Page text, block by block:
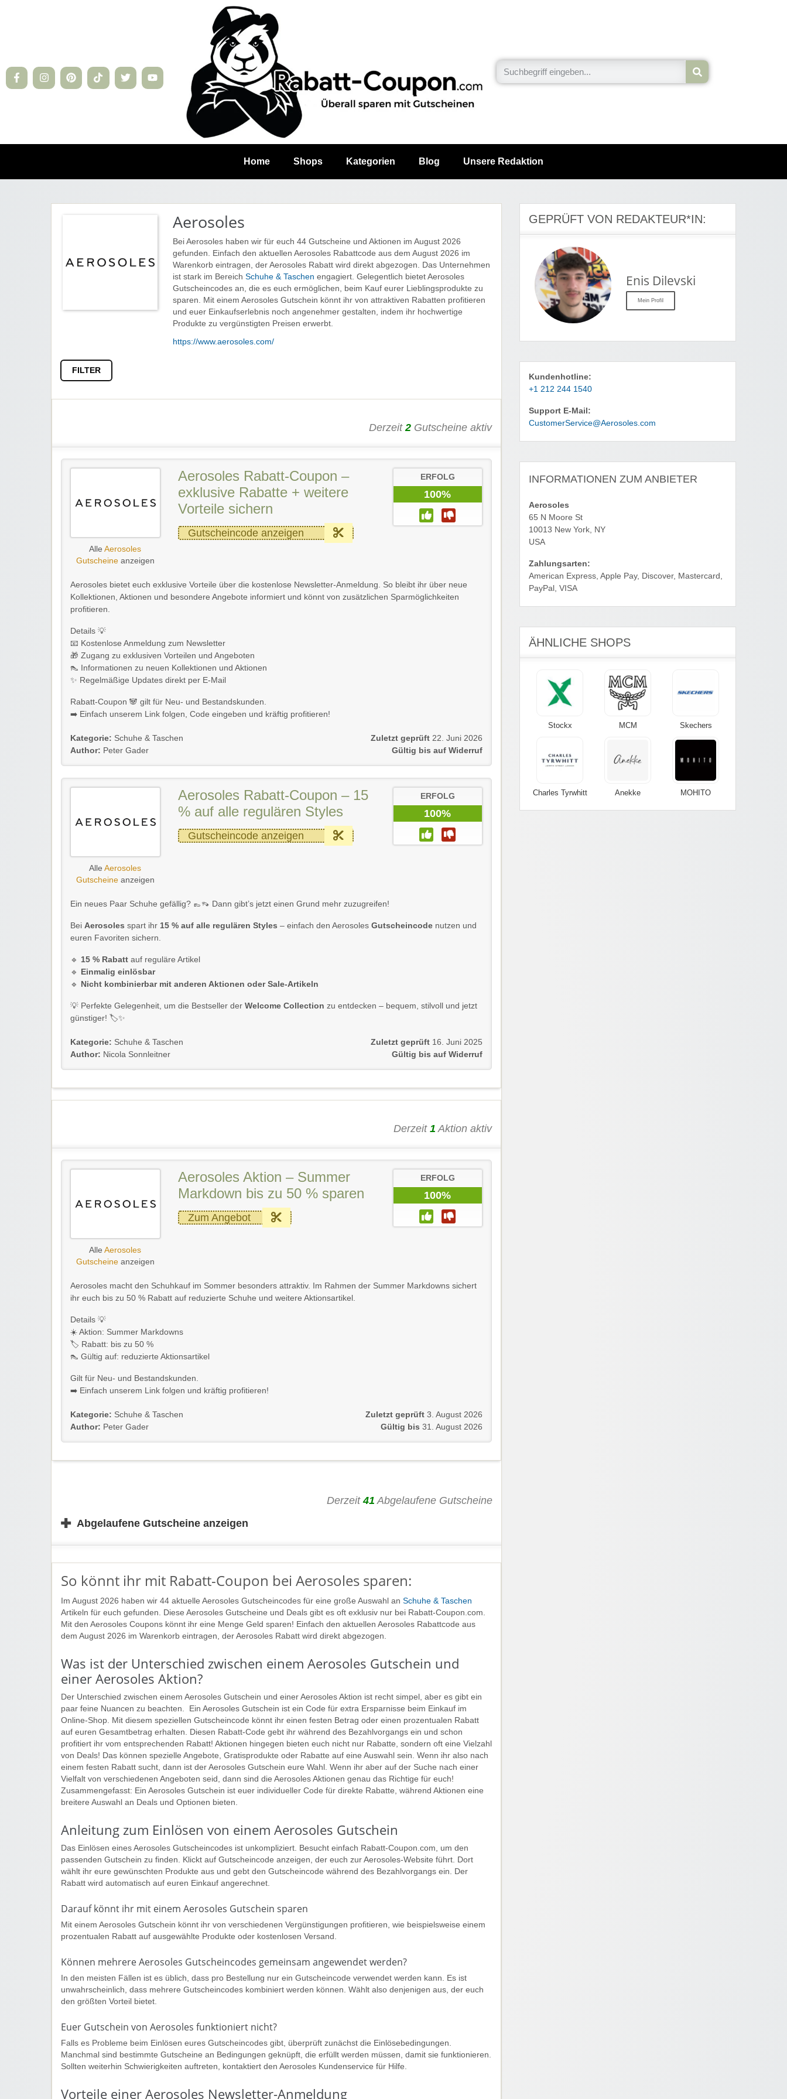
Home Shops Kategorien Blog Unsere Redaktion
Aerosoles
Bei Aerosoles haben wir für euch 44 Gutscheine und Aktionen im August 2026
gefunden. Einfach den aktuellen Aerosoles Rabattcode aus dem August 2026 im
Warenkorb eintragen, der Aerosoles Rabatt wird direkt abgezogen. Das Unternehmen
ist stark im Bereich Schuhe & Taschen engagiert. Gelegentlich bietet Aerosoles
Gutscheincodes an, die es euch ermöglichen, beim Kauf eurer Lieblingsprodukte zu
sparen. Mit einem Aerosoles Gutschein könnt ihr von attraktiven Rabatten profitieren
und euer Einkaufserlebnis noch angenehmer gestalten, indem ihr hochwertige
Produkte zu vergünstigten Preisen erwerbt.
https://www.aerosoles.com/
FILTER
Derzeit2 Gutscheine aktiv
AlleAerosoles
Gutscheineanzeigen
Aerosoles Rabatt-Coupon –
exklusive Rabatte + weitere
Vorteile sichern
Gutscheincode anzeigen
ERFOLG
100%
Aerosoles bietet euch exklusive Vorteile über die kostenlose Newsletter-Anmeldung. So bleibt ihr über neue
Kollektionen, Aktionen und besondere Angebote informiert und könnt von zusätzlichen Sparmöglichkeiten
profitieren.
Details 💡
📧 Kostenlose Anmeldung zum Newsletter
🎁 Zugang zu exklusiven Vorteilen und Angeboten
👠 Informationen zu neuen Kollektionen und Aktionen
✨ Regelmäßige Updates direkt per E-Mail
Rabatt-Coupon 🐼 gilt für Neu- und Bestandskunden.
➡️ Einfach unserem Link folgen, Code eingeben und kräftig profitieren!
Kategorie: Schuhe & Taschen
Author: Peter Gader
Zuletzt geprüft 22. Juni 2026
Gültig bis auf Widerruf
AlleAerosoles
Gutscheineanzeigen
Aerosoles Rabatt-Coupon – 15
% auf alle regulären Styles
Gutscheincode anzeigen
ERFOLG
100%
Ein neues Paar Schuhe gefällig? 👞👡 Dann gibt’s jetzt einen Grund mehr zuzugreifen!
Bei Aerosoles spart ihr 15 % auf alle regulären Styles – einfach den Aerosoles Gutscheincode nutzen und
euren Favoriten sichern.
🔹 15 % Rabatt auf reguläre Artikel
🔹
Einmalig einlösbar
🔹
Nicht kombinierbar mit anderen Aktionen oder Sale-Artikeln
💡 Perfekte Gelegenheit, um die Bestseller der Welcome Collection zu entdecken – bequem, stilvoll und jetzt
günstiger! 🏷️✨
Kategorie: Schuhe & Taschen
Author: Nicola Sonnleitner
Zuletzt geprüft 16. Juni 2025
Gültig bis auf Widerruf
Derzeit 1 Aktion aktiv
AlleAerosoles
Gutscheineanzeigen
Aerosoles Aktion – Summer
Markdown bis zu 50 % sparen
Zum Angebot
ERFOLG
100%
Aerosoles macht den Schuhkauf im Sommer besonders attraktiv. Im Rahmen der Summer Markdowns sichert
ihr euch bis zu 50 % Rabatt auf reduzierte Schuhe und weitere Aktionsartikel.
Details 💡
☀️ Aktion: Summer Markdowns
🏷️ Rabatt: bis zu 50 %
👠 Gültig auf: reduzierte Aktionsartikel
Gilt für Neu- und Bestandskunden.
➡️ Einfach unserem Link folgen und kräftig profitieren!
Kategorie: Schuhe & Taschen
Author: Peter Gader
Zuletzt geprüft 3. August 2026
Gültig bis 31. August 2026
Derzeit41 Abgelaufene Gutscheine
✚ Abgelaufene Gutscheine anzeigen
So könnt ihr mit Rabatt-Coupon bei Aerosoles sparen:
Im August 2026 haben wir 44 aktuelle Aerosoles Gutscheincodes für eine große Auswahl an Schuhe & Taschen
Artikeln für euch gefunden. Diese Aerosoles Gutscheine und Deals gibt es oft exklusiv nur bei Rabatt-Coupon.com.
Mit den Aerosoles Coupons könnt ihr eine Menge Geld sparen! Einfach den aktuellen Aerosoles Rabattcode aus
dem August 2026 im Warenkorb eintragen, der Aerosoles Rabatt wird direkt abgezogen.
Was ist der Unterschied zwischen einem Aerosoles Gutschein und
einer Aerosoles Aktion?
Der Unterschied zwischen einem Aerosoles Gutschein und einer Aerosoles Aktion ist recht simpel, aber es gibt ein
paar feine Nuancen zu beachten. Ein Aerosoles Gutschein ist ein Code für extra Ersparnisse beim Einkauf im
Online-Shop. Mit diesem speziellen Gutscheincode könnt ihr einen festen Betrag oder einen prozentualen Rabatt
auf euren Gesamtbetrag erhalten. Diesen Rabatt-Code gebt ihr während des Bezahlvorgangs ein und schon
profitiert ihr vom entsprechenden Rabatt! Aktionen hingegen bieten euch nicht nur Rabatte, sondern oft eine Vielzahl
von Deals! Das können spezielle Angebote, Gratisprodukte oder Rabatte auf eine Auswahl sein. Wenn ihr also nach
einem festen Rabatt sucht, dann ist der Aerosoles Gutschein eure Wahl. Wenn ihr aber auf der Suche nach einer
Vielfalt von verschiedenen Angeboten seid, dann sind die Aerosoles Aktionen genau das Richtige für euch!
Zusammengefasst: Ein Aerosoles Gutschein ist euer individueller Code für direkte Rabatte, während Aktionen eine
breitere Auswahl an Deals und Optionen bieten.
Anleitung zum Einlösen von einem Aerosoles Gutschein
Das Einlösen eines Aerosoles Gutscheincodes ist unkompliziert. Besucht einfach Rabatt-Coupon.com, um den
passenden Gutschein zu finden. Klickt auf Gutscheincode anzeigen, der euch zur Aerosoles-Website führt. Dort
wählt ihr eure gewünschten Produkte aus und gebt den Gutscheincode während des Bezahlvorgangs ein. Der
Rabatt wird automatisch auf euren Einkauf angerechnet.
Darauf könnt ihr mit einem Aerosoles Gutschein sparen
Mit einem Aerosoles Gutschein könnt ihr von verschiedenen Vergünstigungen profitieren, wie beispielsweise einem
prozentualen Rabatt auf ausgewählte Produkte oder kostenlosen Versand.
Können mehrere Aerosoles Gutscheincodes gemeinsam angewendet werden?
In den meisten Fällen ist es üblich, dass pro Bestellung nur ein Gutscheincode verwendet werden kann. Es ist
unwahrscheinlich, dass mehrere Gutscheincodes kombiniert werden können. Wählt also denjenigen aus, der euch
den größten Vorteil bietet.
Euer Gutschein von Aerosoles funktioniert nicht?
Falls es Probleme beim Einlösen eures Gutscheincodes gibt, überprüft zunächst die Einlösebedingungen.
Manchmal sind bestimmte Gutscheine an Bedingungen geknüpft, die erfüllt werden müssen, damit sie funktionieren.
Sollten weiterhin Schwierigkeiten auftreten, kontaktiert den Aerosoles Kundenservice für Hilfe.
Vorteile einer Aerosoles Newsletter-Anmeldung
GEPRÜFT VON REDAKTEUR*IN:
Enis Dilevski
Mein Profil
Kundenhotline:
+1 212 244 1540
Support E-Mail:
CustomerService@Aerosoles.com
INFORMATIONEN ZUM ANBIETER
Aerosoles
65 N Moore St
10013 New York, NY
USA
Zahlungsarten:
American Express, Apple Pay, Discover, Mastercard,
PayPal, VISA
ÄHNLICHE SHOPS
Stockx MCM Skechers
Charles Tyrwhitt Anekke MOHITO